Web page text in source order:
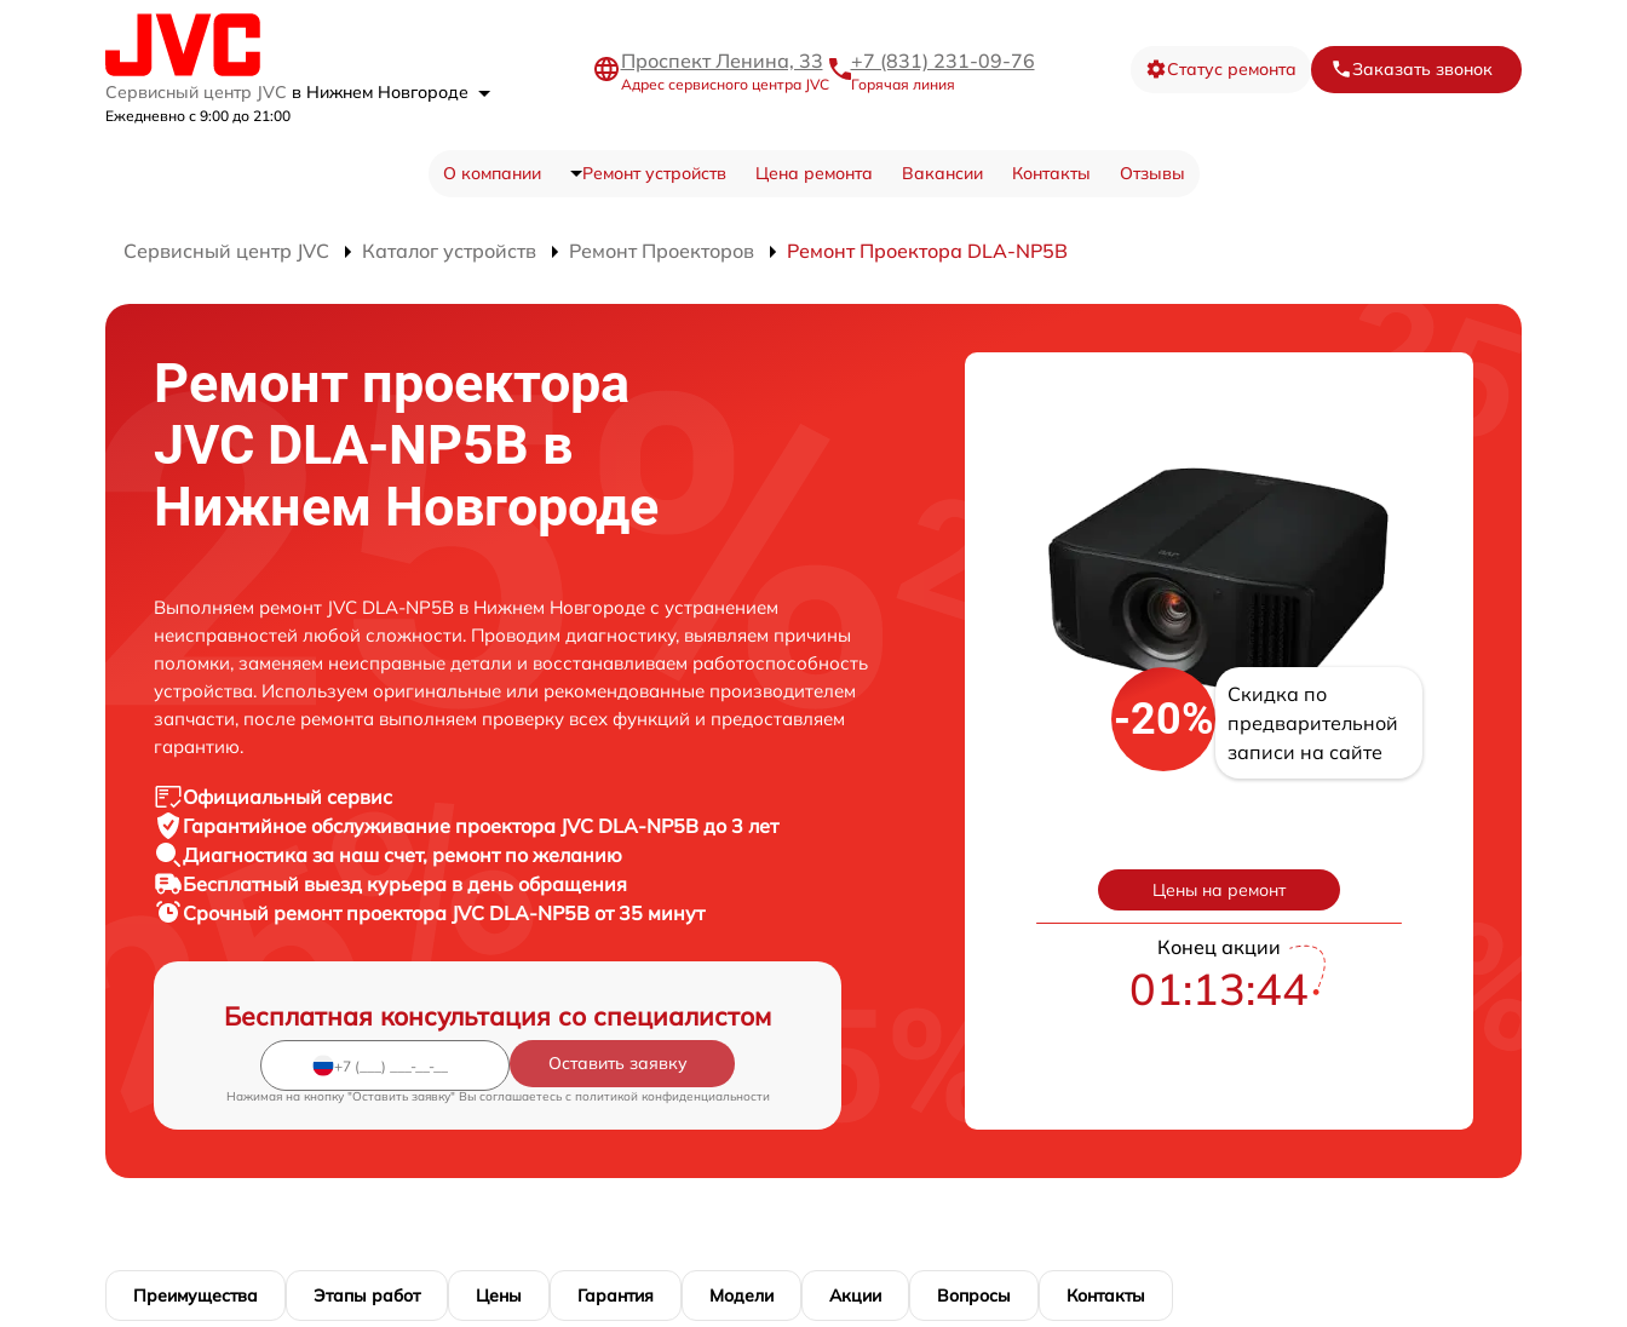
Сервисный центр JVC в Нижнем Новгороде
Ежедневно с 9:00 до 21:00
Проспект Ленина, 33
Адрес сервисного центра JVC
+7 (831) 231-09-76
Горячая линия
Статус ремонта Заказать звонок
О компании Ремонт устройств Цена ремонта Вакансии Контакты Отзывы
Сервисный центр JVC Каталог устройств Ремонт Проекторов Ремонт Проектора DLA-NP5B
Ремонт проектора
JVC DLA-NP5B в
Нижнем Новгороде
Выполняем ремонт JVC DLA-NP5B в Нижнем Новгороде с устранением
неисправностей любой сложности. Проводим диагностику, выявляем причины
поломки, заменяем неисправные детали и восстанавливаем работоспособность
устройства. Используем оригинальные или рекомендованные производителем
запчасти, после ремонта выполняем проверку всех функций и предоставляем
гарантию.
Официальный сервис
Гарантийное обслуживание проектора JVC DLA-NP5B до 3 лет
Диагностика за наш счет, ремонт по желанию
Бесплатный выезд курьера в день обращения
Срочный ремонт проектора JVC DLA-NP5B от 35 минут
Бесплатная консультация со специалистом
Оставить заявку
Нажимая на кнопку "Оставить заявку" Вы соглашаетесь c политикой конфиденциальности
-20%
Скидка по
предварительной
записи на сайте
Цены на ремонт
Конец акции
01:13:43
Преимущества Этапы работ Цены Гарантия Модели Акции Вопросы Контакты